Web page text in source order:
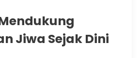
Jiwa Sejak Dini